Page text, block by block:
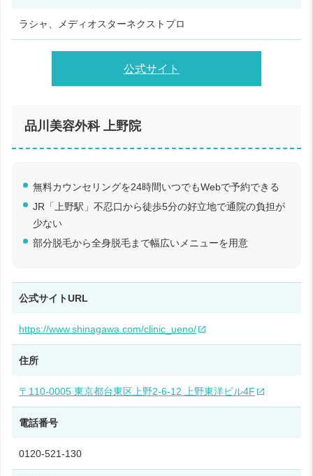
ラシャ、メディオスターネクストプロ
公式サイト
品川美容外科 上野院
無料カウンセリングを24時間いつでもWebで予約できる
JR「上野駅」不忍口から徒歩5分の好立地で通院の負担が
少ない
部分脱毛から全身脱毛まで幅広いメニューを用意
公式サイトURL
https://www.shinagawa.com/clinic_ueno/
住所
〒110-0005 東京都台東区上野2-6-12 上野東洋ビル4F
電話番号
0120-521-130